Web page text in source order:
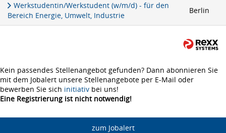
Werkstudentin/Werkstudent (w/m/d) - für den
Bereich Energie, Umwelt, Industrie
Berlin
Kein passendes Stellenangebot gefunden? Dann abonnieren Sie
mit dem Jobalert unsere Stellenangebote per E-Mail oder
bewerben Sie sich initiativ bei uns!
Eine Registrierung ist nicht notwendig!
zum Jobalert